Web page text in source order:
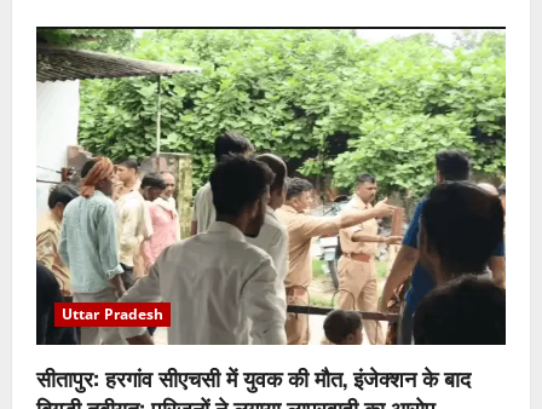
Uttar Pradesh
सीतापुर: हरगांव सीएचसी में युवक की मौत, इंजेक्शन के बाद